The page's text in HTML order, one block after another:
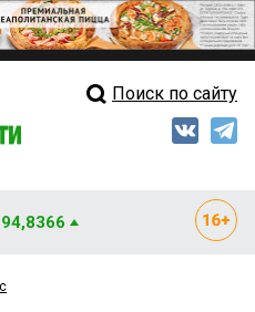
Свежий выпускПоиск по сайту